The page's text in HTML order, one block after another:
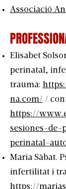
Associació
Elisabet
perinatal,
trauma:
na.com/ /
https://
sesiones-de-
perinatal-
Maria Sàbat.
infertilitat i
https://